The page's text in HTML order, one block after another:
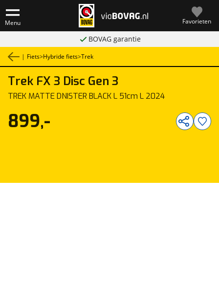
Menu Favorieten
BOVAG garantie
| Fiets>Hybride fiets>Trek
Trek FX 3 Disc Gen 3
TREK MATTE DNISTER BLACK L 51cm L 2024
899,-